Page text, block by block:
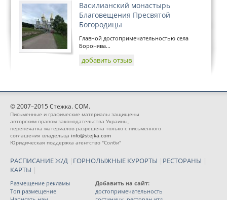
Василианский монастырь
Благовещения Пресвятой
Богородицы
Главной достопримечательностью села
Боронява...
добавить отзыв
© 2007–2015 Стежка. COM.
Письменные и графические материалы защищены
авторским правом законодательства Украины,
перепечатка материалов разрешена только с письменного
соглашения владельца info@stejka.com
Юридическая поддержка агентство "Солби"
РАСПИСАНИЕ Ж/Д | ГОРНОЛЫЖНЫЕ КУРОРТЫ | РЕСТОРАНЫ |
КАРТЫ |
Размещение рекламы
Топ размещение
Добавить на сайт:
достопримечательность